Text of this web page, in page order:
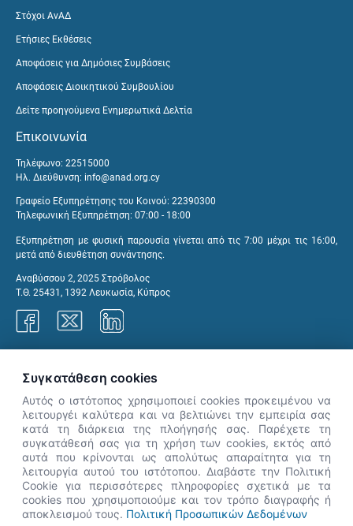
Στόχοι ΑνΑΔ
Ετήσιες Εκθέσεις
Αποφάσεις για Δημόσιες Συμβάσεις
Αποφάσεις Διοικητικού Συμβουλίου
Δείτε προηγούμενα Ενημερωτικά Δελτία
Επικοινωνία
Τηλέφωνο: 22515000
Ηλ. Διεύθυνση: info@anad.org.cy
Γραφείο Εξυπηρέτησης του Κοινού: 22390300
Τηλεφωνική Εξυπηρέτηση: 07:00 - 18:00
Εξυπηρέτηση με φυσική παρουσία γίνεται από τις 7:00 μέχρι τις 16:00,
μετά από διευθέτηση συνάντησης.
Αναβύσσου 2, 2025 Στρόβολος
Τ.Θ. 25431, 1392 Λευκωσία, Κύπρος
👋 Καλώς ήρθες! Είμαι η Νόησις.
Πες μου πώς μπορώ να σε βοηθήσω
σήμερα.
Συγκατάθεση cookies
Αυτός ο ιστότοπος χρησιμοποιεί cookies προκειμένου να
λειτουργέι καλύτερα και να βελτιώνει την εμπειρία σας
κατά τη διάρκεια της πλοήγησής σας. Παρέχετε τη
συγκατάθεσή σας για τη χρήση των cookies, εκτός από
αυτά που κρίνονται ως απολύτως απαραίτητα για τη
λειτουργία αυτού του ιστότοπου. Διαβάστε την Πολιτική
Cookie για περισσότερες πληροφορίες σχετικά με τα
cookies που χρησιμοποιούμε και τον τρόπο διαγραφής ή
αποκλεισμού τους. Πολιτική Προσωπικών Δεδομένων